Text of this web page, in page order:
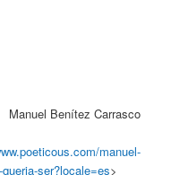
Manuel Benítez Carrasco
manuel-
ser?locale=es>